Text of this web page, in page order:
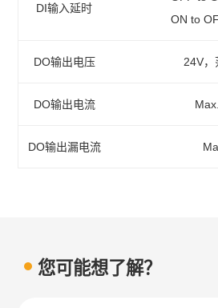
DI输入延时
ON to
DO输出电压 24V，
DO输出电流
DO输出漏电流
您可能想了解？